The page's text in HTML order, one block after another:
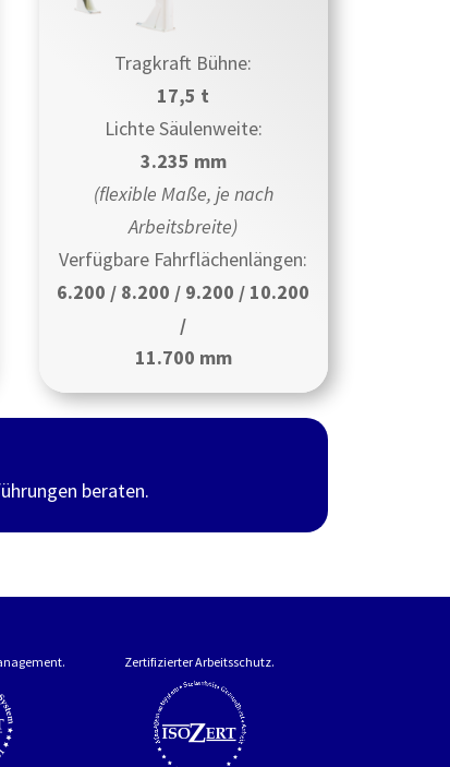
Tragkraft Bühne:
17,5 t
Lichte Säulenweite:
3.235 mm
(flexible Maße, je nach
Arbeitsbreite)
Verfügbare Fahrflächenlängen:
6.200 / 8.200 / 9.200 / 10.200
/
11.700 mm
beraten.
Zertifizierter Arbeitsschutz.